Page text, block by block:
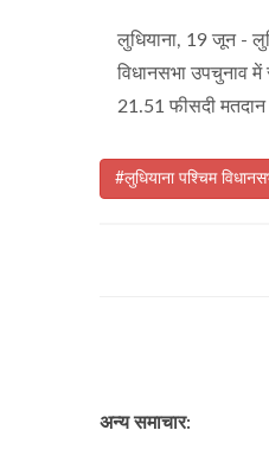
लुधियाना, 19 जून -
विधानसभा उपचुनाव
21.51 फीसदी
#लुधियाना पश्चिम
अन्य समाचार: